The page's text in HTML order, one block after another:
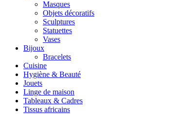
Masques
Objets décoratifs
Sculptures
Statuettes
Vases
Bijoux
Bracelets
Cuisine
Hygiène & Beauté
Jouets
Linge de maison
Tableaux & Cadres
Tissus africains